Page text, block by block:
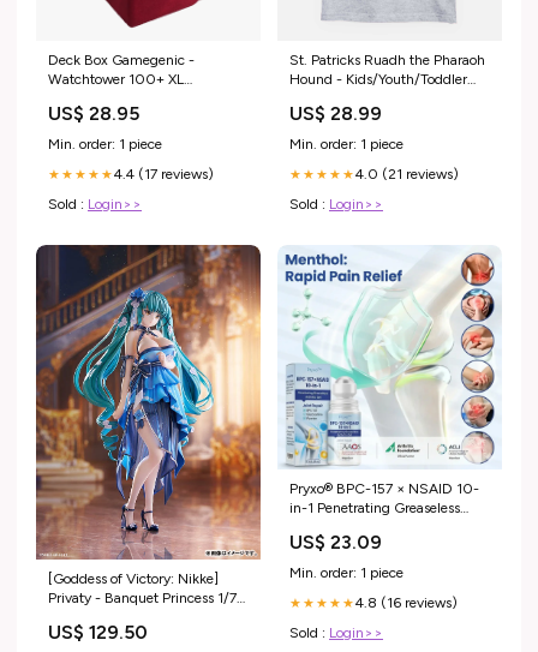
Deck Box Gamegenic -
Watchtower 100+ XL
Color:Zwart
US$ 28.95
Min. order: 1 piece
★★★★★4.4 (17 reviews)
Sold : Login>>
St. Patricks Ruadh the Pharaoh
Hound - Kids/Youth/Toddler
US$ 28.99
Min. order: 1 piece
★★★★★4.0 (21 reviews)
Sold : Login>>
[Goddess of Victory: Nikke]
Privaty - Banquet Princess 1/7
Opinion
US$ 129.50
Pryxo® BPC-157 × NSAID 10-
in-1 Penetrating Greaseless
US$ 23.09
Min. order: 1 piece
★★★★★4.8 (16 reviews)
Sold : Login>>